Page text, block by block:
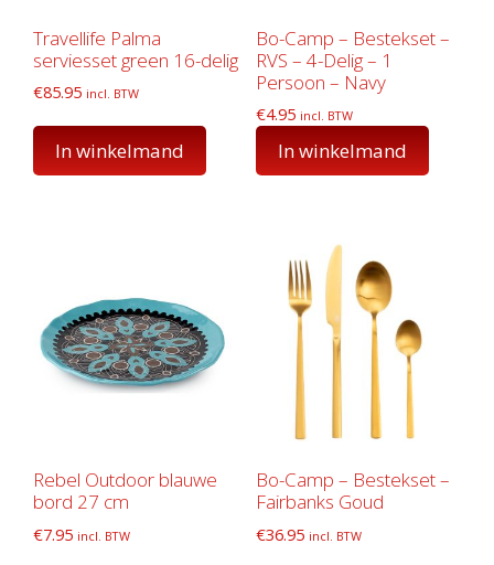
Travellife Palma
serviesset green 16-delig
€85.95 incl. BTW
In winkelmand
Bo-Camp – Bestekset –
RVS – 4-Delig – 1
Persoon – Navy
€4.95 incl. BTW
In winkelmand
Rebel Outdoor blauwe
bord 27 cm
€7.95 incl. BTW
Bo-Camp – Bestekset –
Fairbanks Goud
€36.95 incl. BTW